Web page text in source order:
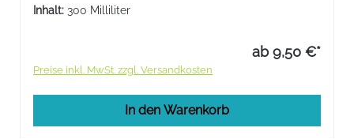
Schleimhaut.
Inhalt: 300 Milliliter
ab 9,50 €*
Preise inkl. MwSt. zzgl. Versandkosten
In den Warenkorb